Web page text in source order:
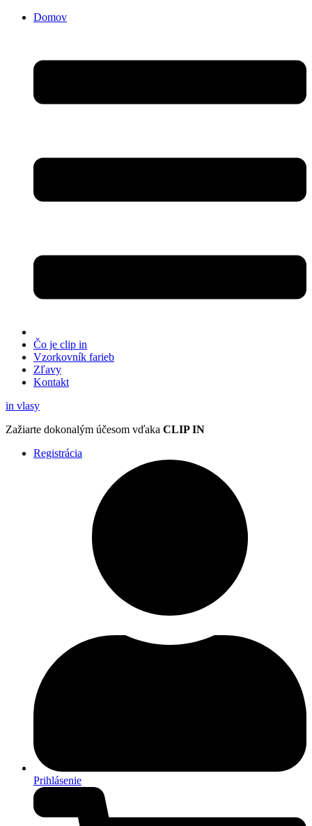
Domov
Čo je clip in
Vzorkovník farieb
Zľavy
Kontakt
in vlasy
Zažiarte dokonalým účesom vďaka CLIP IN
Registrácia
Prihlásenie